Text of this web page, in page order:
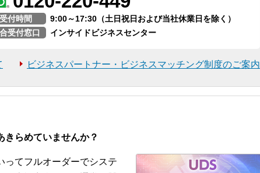
受付時間
9:00～17:30（土日祝日および当社休業日を除く）
受付窓口
インサイドビジネスセンター
ビジネスパートナー・ビジネスマッチング制度のご案内
らめていませんか？
ってフルオーダーでシステ